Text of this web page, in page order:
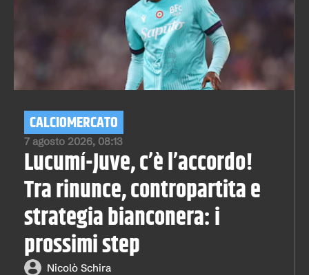
7 agosto 2026, 08:13
CALCIOMERCATO
Lucumí-Juve, c’è l’accordo!
Tra rinunce, contropartita e
strategia bianconera: i
prossimi step
Nicolò Schira